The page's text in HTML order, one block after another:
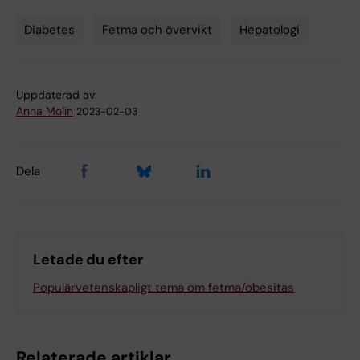
Diabetes Fetma och övervikt Hepatologi
Uppdaterad av:
Anna Molin 2023-02-03
Dela
Letade du efter
Populärvetenskapligt tema om fetma/obesitas